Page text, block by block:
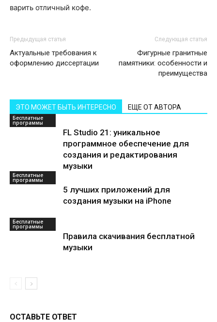
варить отличный кофе.
Предыдущая статья
Актуальные требования к
оформлению диссертации
Следующая статья
Фигурные гранитные
памятники: особенности и
преимущества
ЭТО МОЖЕТ БЫТЬ ИНТЕРЕСНО ЕЩЕ ОТ АВТОРА
Бесплатные
программы
FL Studio 21: уникальное
программное обеспечение для
создания и редактирования
музыки
Бесплатные
программы
5 лучших приложений для
создания музыки на iPhone
Бесплатные
программы
Правила скачивания бесплатной
музыки
ОСТАВЬТЕ ОТВЕТ